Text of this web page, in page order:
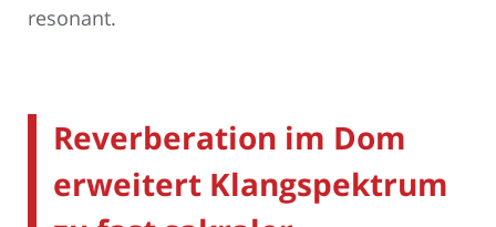
resonant.
Reverberation im Dom
erweitert Klangspektrum